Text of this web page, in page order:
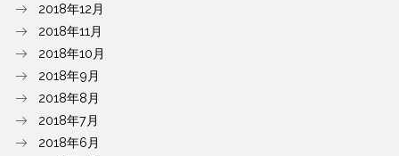
2018年12月
2018年11月
2018年10月
2018年9月
2018年8月
2018年7月
2018年6月